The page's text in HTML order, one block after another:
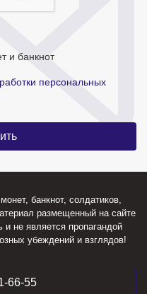
и банкнот
персональных
банкнот, солдатиков,
размещенный на сайте
и не является пропагандой
убеждений и взглядов!
66-55